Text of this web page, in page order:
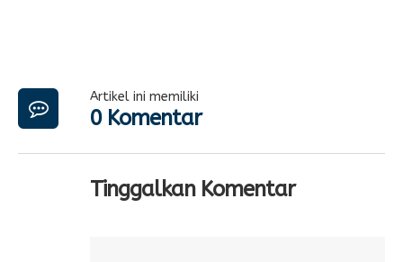
Artikel ini memiliki
0 Komentar
Tinggalkan Komentar